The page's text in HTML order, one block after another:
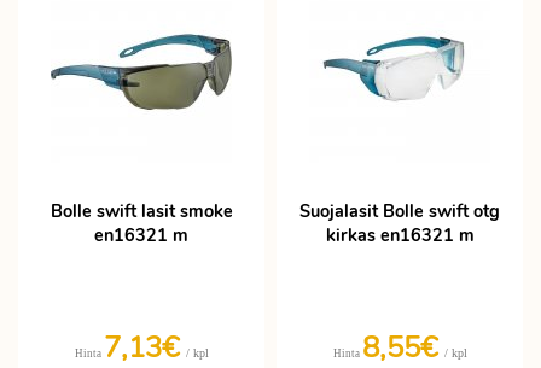
Bolle swift lasit smoke
en16321 m
Hinta 7,13€ / kpl
Suojalasit Bolle swift otg
kirkas en16321 m
Hinta 8,55€ / kpl